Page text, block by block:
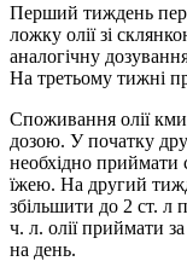
Перший тиждень
ложку олії зі
аналогічну
На третьому тижні
Споживання олії
дозою. У початку
необхідно приймати
їжею. На другий
збільшити до 2 ст. л
ч. л. олії приймати
на день.